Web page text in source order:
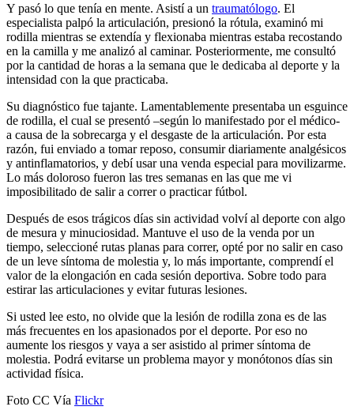
Y pasó lo que tenía en mente. Asistí a un traumatólogo. El
especialista palpó la articulación, presionó la rótula, examinó mi
rodilla mientras se extendía y flexionaba mientras estaba recostando
en la camilla y me analizó al caminar. Posteriormente, me consultó
por la cantidad de horas a la semana que le dedicaba al deporte y la
intensidad con la que practicaba.
Su diagnóstico fue tajante. Lamentablemente presentaba un esguince
de rodilla, el cual se presentó –según lo manifestado por el médico-
a causa de la sobrecarga y el desgaste de la articulación. Por esta
razón, fui enviado a tomar reposo, consumir diariamente analgésicos
y antinflamatorios, y debí usar una venda especial para movilizarme.
Lo más doloroso fueron las tres semanas en las que me vi
imposibilitado de salir a correr o practicar fútbol.
Después de esos trágicos días sin actividad volví al deporte con algo
de mesura y minuciosidad. Mantuve el uso de la venda por un
tiempo, seleccioné rutas planas para correr, opté por no salir en caso
de un leve síntoma de molestia y, lo más importante, comprendí el
valor de la elongación en cada sesión deportiva. Sobre todo para
estirar las articulaciones y evitar futuras lesiones.
Si usted lee esto, no olvide que la lesión de rodilla zona es de las
más frecuentes en los apasionados por el deporte. Por eso no
aumente los riesgos y vaya a ser asistido al primer síntoma de
molestia. Podrá evitarse un problema mayor y monótonos días sin
actividad física.
Foto CC Vía Flickr